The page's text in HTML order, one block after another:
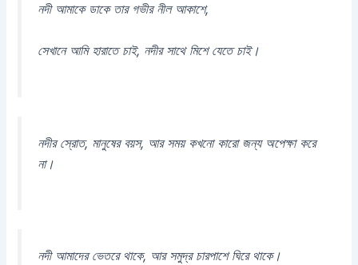
নদী আমাকে ডাকে তার গভীর নীল আকাশে,
সেখানে আমি হারাতে চাই, নদীর সাথে মিশে যেতে চাই।
নদীর স্রোত, মানুষের বয়স, আর সময় কখনো কারো জন্য অপেক্ষা করে
না।
নদী আমাদের ভেতরে থাকে, আর সমুদ্র চারপাশে ঘিরে থাকে।